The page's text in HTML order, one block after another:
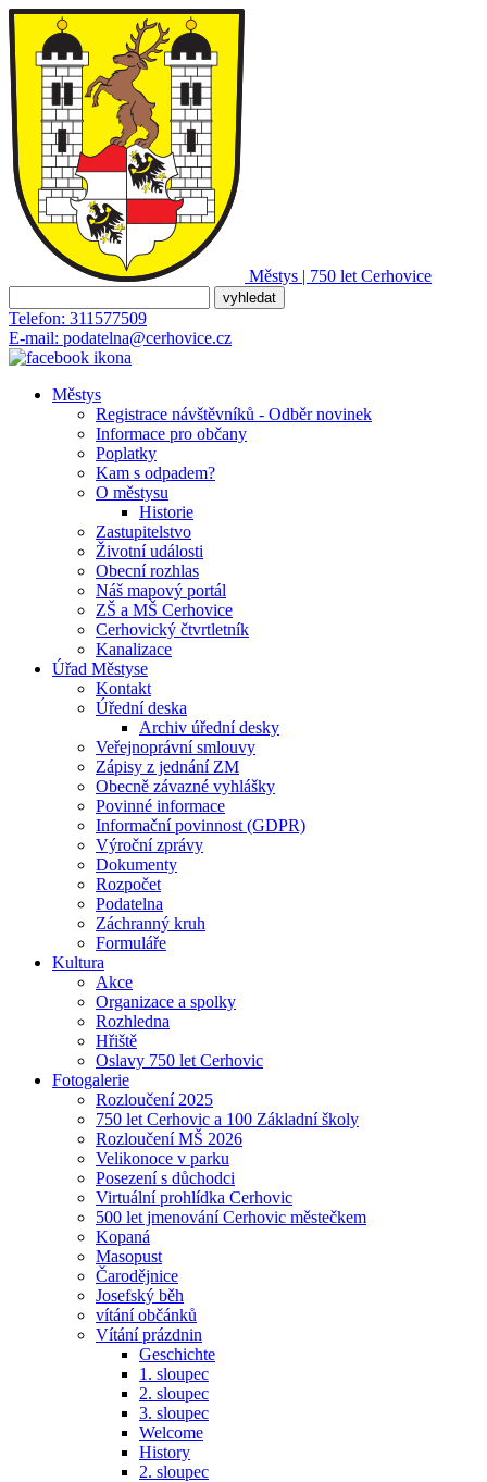
Městys | 750 let Cerhovice
Telefon: 311577509
E-mail: podatelna@cerhovice.cz
Městys
Registrace návštěvníků - Odběr novinek
Informace pro občany
Poplatky
Kam s odpadem?
O městysu
Historie
Zastupitelstvo
Životní události
Obecní rozhlas
Náš mapový portál
ZŠ a MŠ Cerhovice
Cerhovický čtvrtletník
Kanalizace
Úřad Městyse
Kontakt
Úřední deska
Archiv úřední desky
Veřejnoprávní smlouvy
Zápisy z jednání ZM
Obecně závazné vyhlášky
Povinné informace
Informační povinnost (GDPR)
Výroční zprávy
Dokumenty
Rozpočet
Podatelna
Záchranný kruh
Formuláře
Kultura
Akce
Organizace a spolky
Rozhledna
Hřiště
Oslavy 750 let Cerhovic
Fotogalerie
Rozloučení 2025
750 let Cerhovic a 100 Základní školy
Rozloučení MŠ 2026
Velikonoce v parku
Posezení s důchodci
Virtuální prohlídka Cerhovic
500 let jmenování Cerhovic městečkem
Kopaná
Masopust
Čarodějnice
Josefský běh
vítání občánků
Vítání prázdnin
Geschichte
1. sloupec
2. sloupec
3. sloupec
Welcome
History
2. sloupec